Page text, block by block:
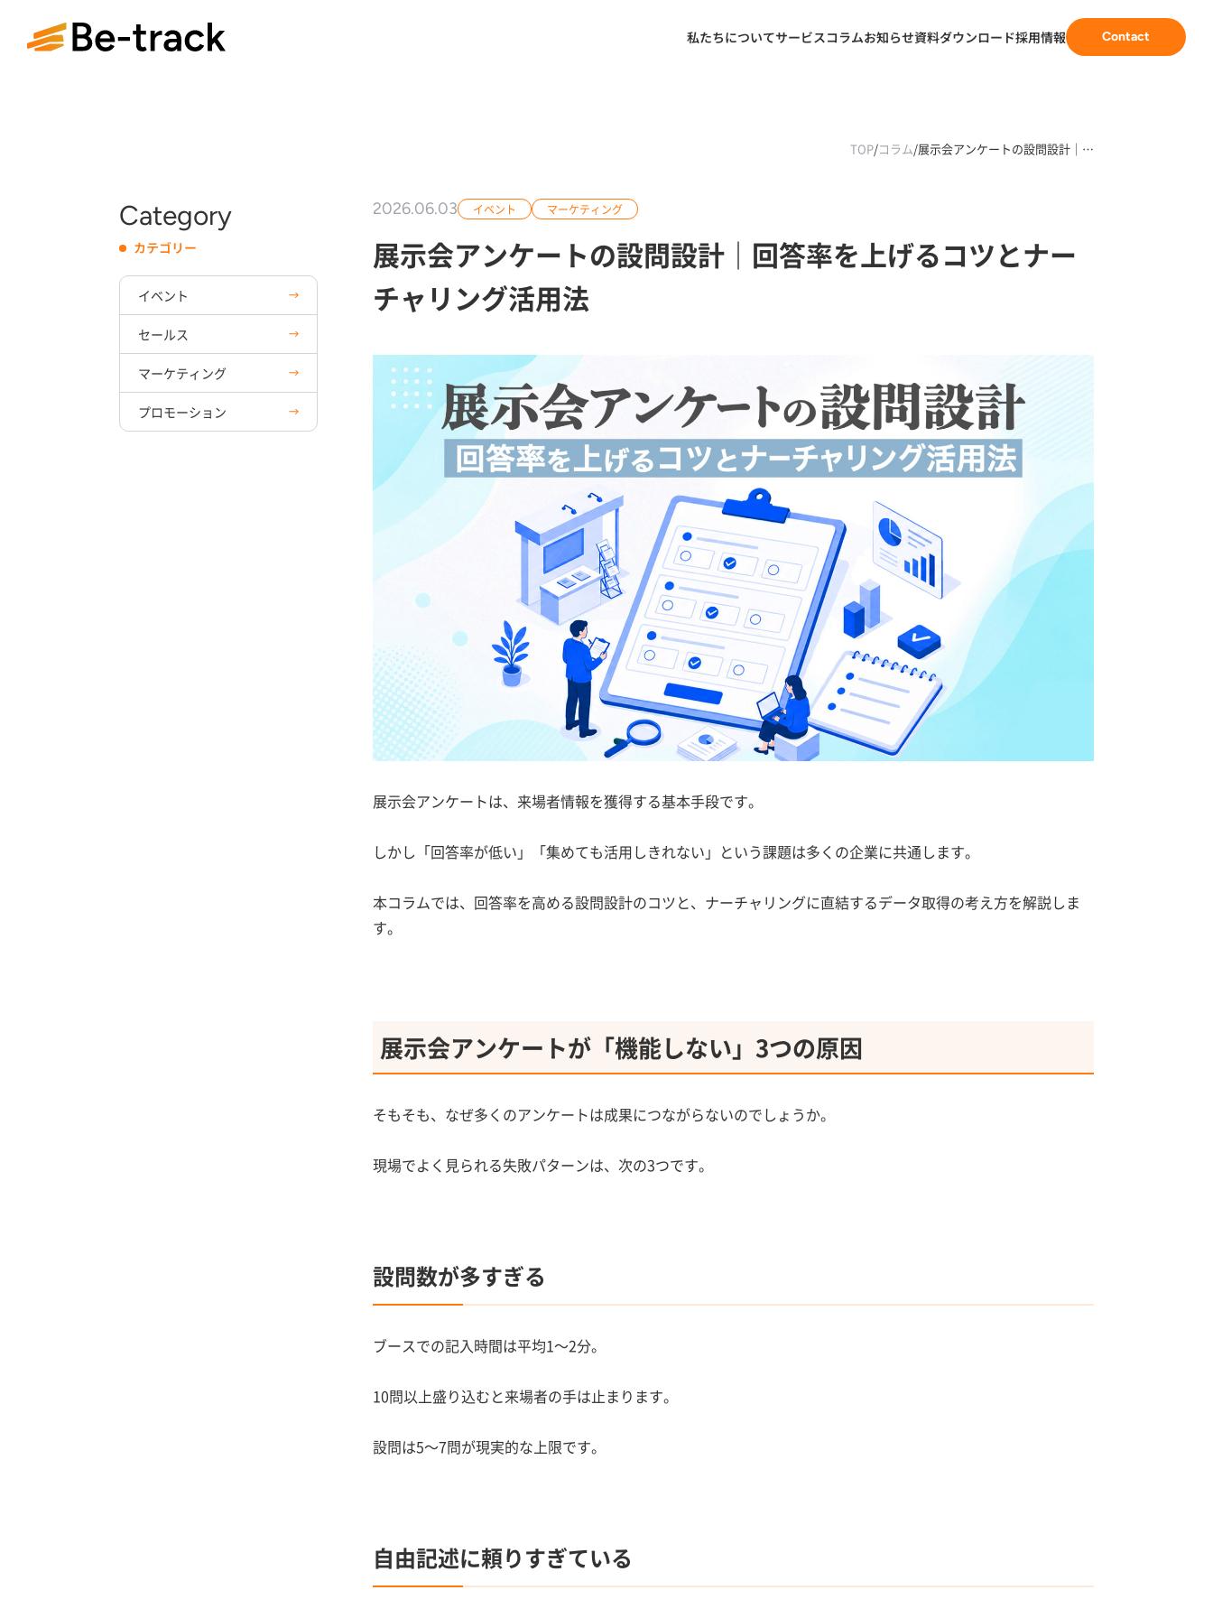
私たちについてサービスコラムお知らせ資料ダウンロード採用情報 Contact
TOP/コラム/展示会アンケートの設問設計｜…
Category
カテゴリー
イベント
セールス
マーケティング
プロモーション
2026.06.03 イベント マーケティング
展示会アンケートの設問設計｜回答率を上げるコツとナー
チャリング活用法
展示会アンケートは、来場者情報を獲得する基本手段です。
しかし「回答率が低い」「集めても活用しきれない」という課題は多くの企業に共通します。
本コラムでは、回答率を高める設問設計のコツと、ナーチャリングに直結するデータ取得の考え方を解説しま
す。
展示会アンケートが「機能しない」3つの原因
そもそも、なぜ多くのアンケートは成果につながらないのでしょうか。
現場でよく見られる失敗パターンは、次の3つです。
設問数が多すぎる
ブースでの記入時間は平均1〜2分。
10問以上盛り込むと来場者の手は止まります。
設問は5〜7問が現実的な上限です。
自由記述に頼りすぎている